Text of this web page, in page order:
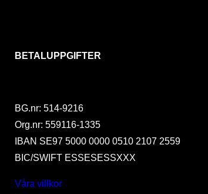
BETALUPPGIFTER
BG.nr: 514-9216
Org.nr: 559116-1335
IBAN SE97 5000 0000 0510 2107 2559
BIC/SWIFT ESSESESSXXX
Våra villkor